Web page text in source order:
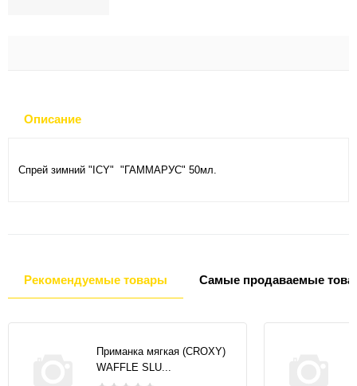
Описание
Спрей зимний "ICY" "ГАММАРУС" 50мл.
Рекомендуемые товары Самые продаваемые
Приманка мягкая (CROXY)
WAFFLE SLU...